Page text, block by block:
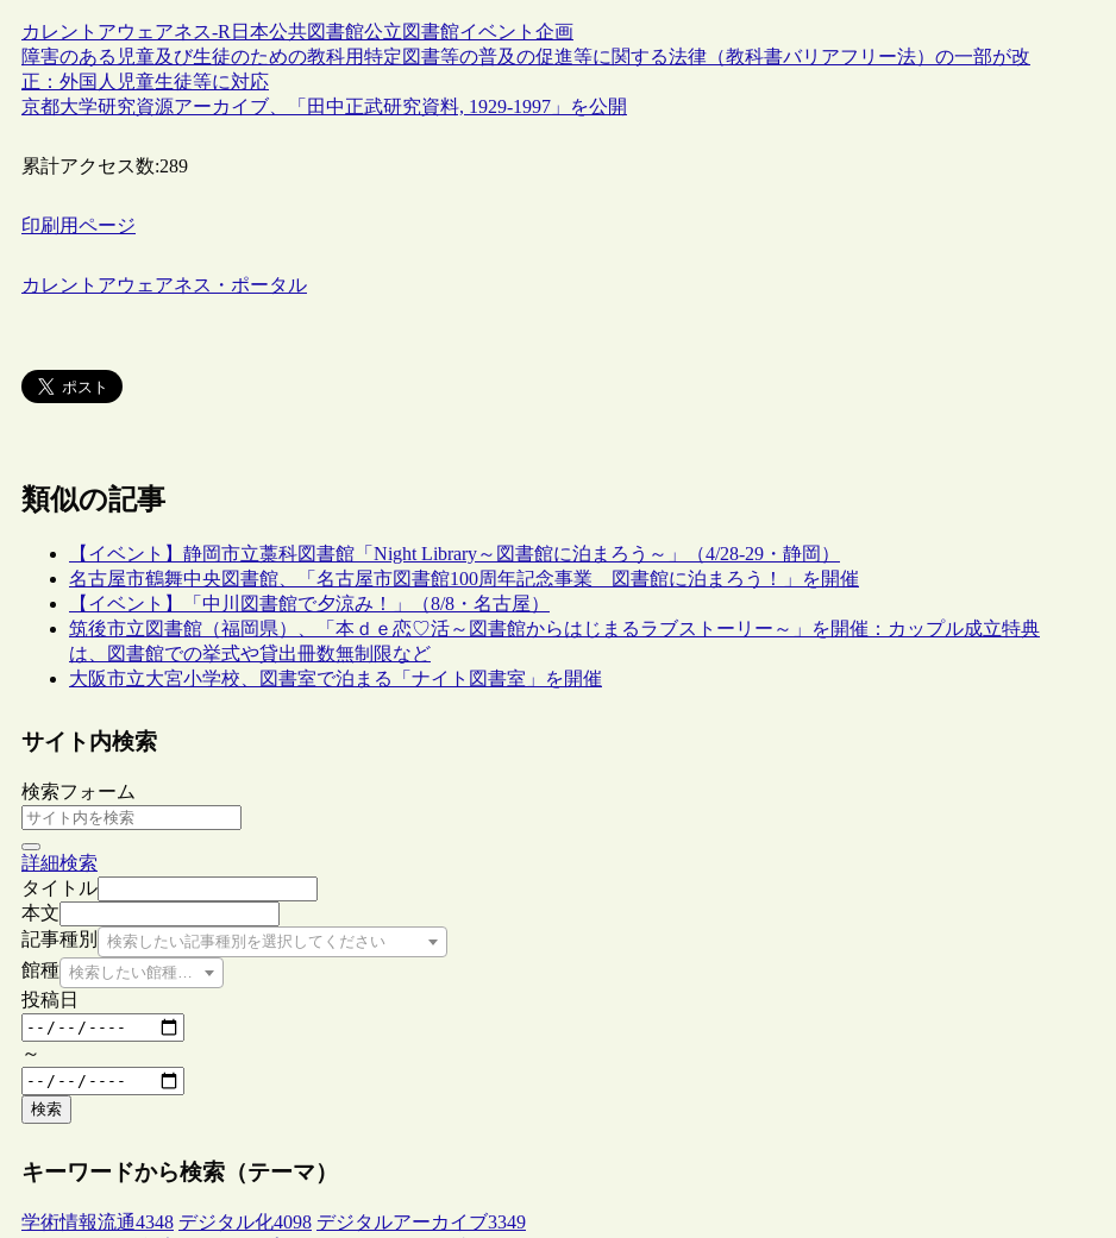
カレントアウェアネス-R 日本公共図書館公立図書館イベント 企画
障害のある児童及び生徒のための教科用特定図書等の普及の促進等に関する法律（教科書バリアフリー法）の一部が改
正：外国人児童生徒等に対応
京都大学研究資源アーカイブ、「田中正武研究資料, 1929-1997」を公開
累計アクセス数:289
印刷用ページ
カレントアウェアネス・ポータル
類似の記事
【イベント】静岡市立藁科図書館「Night Library～図書館に泊まろう～」（4/28-29・静岡）
名古屋市鶴舞中央図書館、「名古屋市図書館100周年記念事業 図書館に泊まろう！」を開催
【イベント】「中川図書館で夕涼み！」（8/8・名古屋）
筑後市立図書館（福岡県）、「本ｄｅ恋♡活～図書館からはじまるラブストーリー～」を開催：カップル成立特典
は、図書館での挙式や貸出冊数無制限など
大阪市立大宮小学校、図書室で泊まる「ナイト図書室」を開催
サイト内検索
検索フォーム
詳細検索
タイトル
本文
記事種別
検索したい記事種別を選択してください
館種 検索したい館種を選択してください
投稿日
～
検索
キーワードから検索（テーマ）
学術情報流通4348 デジタル化4098 デジタルアーカイブ3349